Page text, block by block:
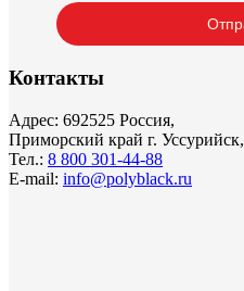
Контакты
Адрес: 692525 Россия,
Приморский край г.
Тел.: 8 800 301-44-88
E-mail: info@polyblack.ru